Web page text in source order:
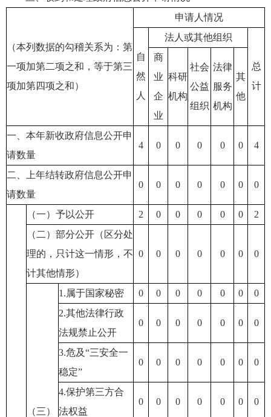
（本列数据的勾稽关系为：第
一项加第二项之和，等于第三
项加第四项之和）
申请人情况
自
然
人
法人或其他组织
总
计
商
业
企
业
科研
机构
社会
公益
组织
法律
服务
机构
其
他
一、本年新收政府信息公开申
请数量
4 0 0 0 0 0 4
二、上年结转政府信息公开申
请数量
0 0 0 0 0 0 0
（一）予以公开 2 0 0 0 0 0
2
（二）部分公开（区分处
理的，只计这一情形，不
计其他情形）
0 0 0 0 0 0 0
（三）
1.属于国家秘密 0 0 0 0 0 0
0
2.其他法律行政
法规禁止公开
0 0 0 0 0 0 0
3.危及“三安全一
稳定”
0 0 0 0 0 0 0
4.保护第三方合
法权益
0 0 0 0 0 0 0